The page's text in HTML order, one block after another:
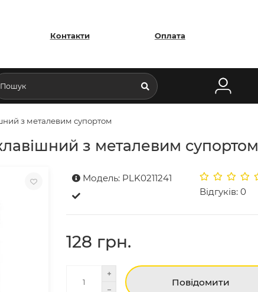
Контакти Оплата
з металевим супортом
з металевим супортом
Модель: PLK0211241
Відгуків: 0
128 грн.
Повідомити